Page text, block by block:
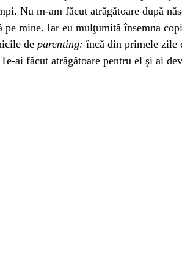
Nu m-am făcut atrăgătoare după
mine. Iar eu mulţumită însemna
de parenting:încă din primele
ai făcut atrăgătoare pentru el şi ai